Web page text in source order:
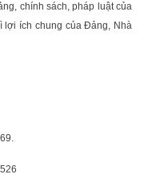
chính sách, pháp luật của
lợi ích chung của Ðảng, Nhà